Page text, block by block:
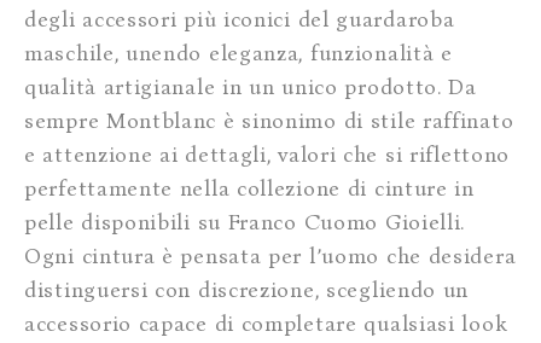
degli accessori più iconici del guardaroba
maschile, unendo eleganza, funzionalità e
qualità artigianale in un unico prodotto. Da
sempre Montblanc è sinonimo di stile raffinato
e attenzione ai dettagli, valori che si riflettono
perfettamente nella collezione di cinture in
pelle disponibili su Franco Cuomo Gioielli.
Ogni cintura è pensata per l’uomo che desidera
distinguersi con discrezione, scegliendo un
accessorio capace di completare qualsiasi look